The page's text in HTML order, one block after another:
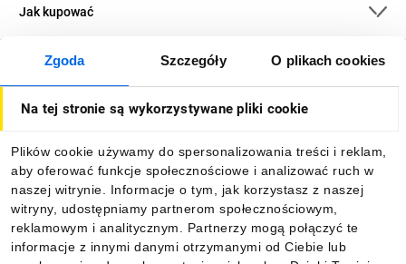
Zgoda Szczegóły O plikach cookies
Na tej stronie są wykorzystywane pliki cookie
Plików cookie używamy do spersonalizowania treści i reklam,
aby oferować funkcje społecznościowe i analizować ruch w
naszej witrynie. Informacje o tym, jak korzystasz z naszej
witryny, udostępniamy partnerom społecznościowym,
reklamowym i analitycznym. Partnerzy mogą połączyć te
informacje z innymi danymi otrzymanymi od Ciebie lub
Jak kupować
O firmie
Informacje
Pobierz naszą aplikację mobilną: